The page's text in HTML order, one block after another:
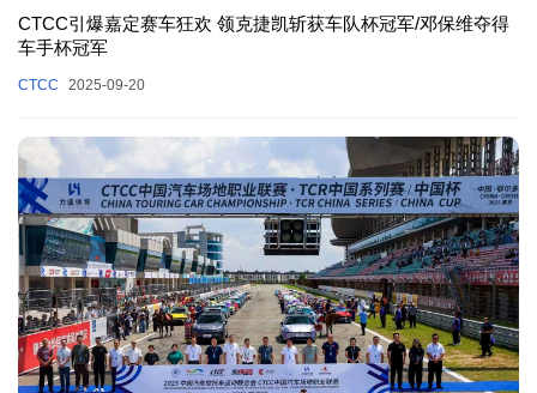
CTCC引爆嘉定赛车狂欢 领克捷凯斩获车队杯冠军/邓保维夺得
车手杯冠军
CTCC 2025-09-20